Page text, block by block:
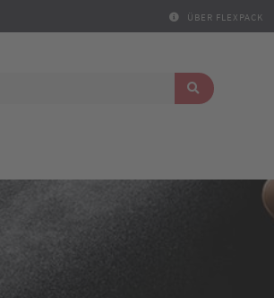
ÜBER FLEXPACK